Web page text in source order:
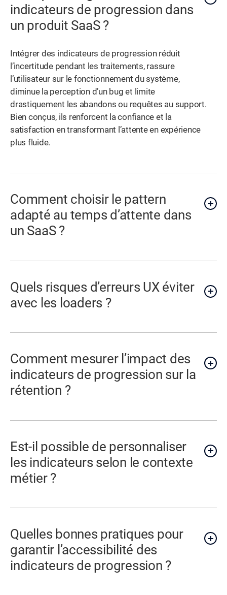
indicateurs de progression dans
un produit SaaS ?
Intégrer des indicateurs de progression réduit
l’incertitude pendant les traitements, rassure
l’utilisateur sur le fonctionnement du système,
diminue la perception d’un bug et limite
drastiquement les abandons ou requêtes au support.
Bien conçus, ils renforcent la confiance et la
satisfaction en transformant l’attente en expérience
plus fluide.
Comment choisir le pattern
adapté au temps d’attente dans
un SaaS ?
Quels risques d’erreurs UX éviter
avec les loaders ?
Comment mesurer l’impact des
indicateurs de progression sur la
rétention ?
Est-il possible de personnaliser
les indicateurs selon le contexte
métier ?
Quelles bonnes pratiques pour
garantir l’accessibilité des
indicateurs de progression ?